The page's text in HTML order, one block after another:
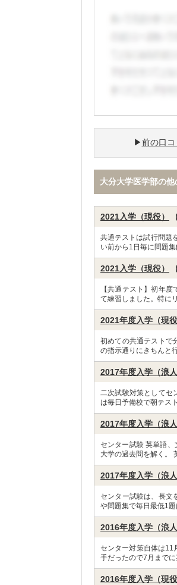
前の口コ
大分大学医学部の他
2021入学（現役）
共通テストは試行問題
い前から1日毎に問題
2021入学（現役）
【共通テスト】初年
て練習しました。特に
2021年度入学（現役
初めての共通テストで
の指示通りにきちんと
2017年度入学（浪人
二次試験対策としてセ
は毎日予備校で朝テス
2017年度入学（浪人
センター試験 英単語
大学の過去問を解く。
2017年度入学（浪人
センター試験は、長文
や問題集で毎日最低1
2016年度入学（浪人
センター対策自体は11
手だったので7月まで
2016年度入学（現役